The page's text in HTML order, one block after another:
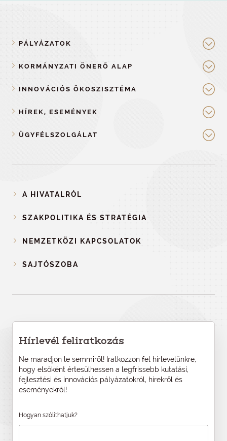
PÁLYÁZATOK
KORMÁNYZATI ÖNERŐ ALAP
INNOVÁCIÓS ÖKOSZISZTÉMA
HÍREK, ESEMÉNYEK
ÜGYFÉLSZOLGÁLAT
A HIVATALRÓL
SZAKPOLITIKA ÉS STRATÉGIA
NEMZETKÖZI KAPCSOLATOK
SAJTÓSZOBA
Hírlevél feliratkozás
Ne maradjon le semmiről! Iratkozzon fel hírlevelünkre,
hogy elsőként értesülhessen a legfrissebb kutatási,
fejlesztési és innovációs pályázatokról, hírekről és
eseményekről!
Hogyan szólíthatjuk?